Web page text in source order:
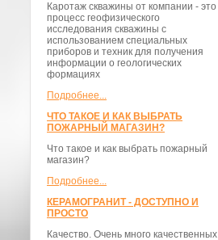
Каротаж скважины от компании - это
процесс геофизического
исследования скважины с
использованием специальных
приборов и техник для получения
информации о геологических
формациях
Подробнее...
ЧТО ТАКОЕ И КАК ВЫБРАТЬ
ПОЖАРНЫЙ МАГАЗИН?
Что такое и как выбрать пожарный
магазин?
Подробнее...
КЕРАМОГРАНИТ - ДОСТУПНО И
ПРОСТО
Качество. Очень много качественных